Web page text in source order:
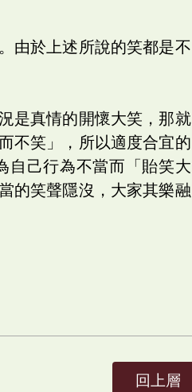
由於上述所說的笑都是不
是真情的開懷大笑，那就
不笑」，所以適度合宜的
自己行為不當而「貽笑大
的笑聲隱沒，大家其樂融
回上層